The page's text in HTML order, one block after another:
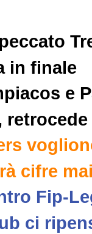
in finale
e
cifre
Fip-
ci